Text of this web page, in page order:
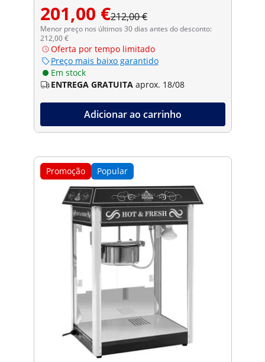
201,00 €212,00 €
Menor preço nos últimos 30 dias antes do desconto:
212,00 €
Oferta por tempo limitado
Preço mais baixo garantido
Em stock
ENTREGA GRATUITA aprox. 18/08
Adicionar ao carrinho
Promoção Popular